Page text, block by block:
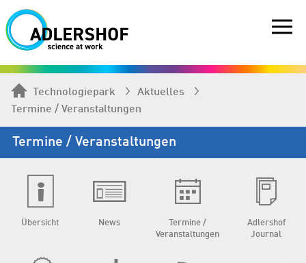
Technologiepark
Aktuelles
Termine / Veranstaltungen
Termine / Veranstaltungen
Übersicht News
Termine /
Veranstaltungen
Adlershof
Journal